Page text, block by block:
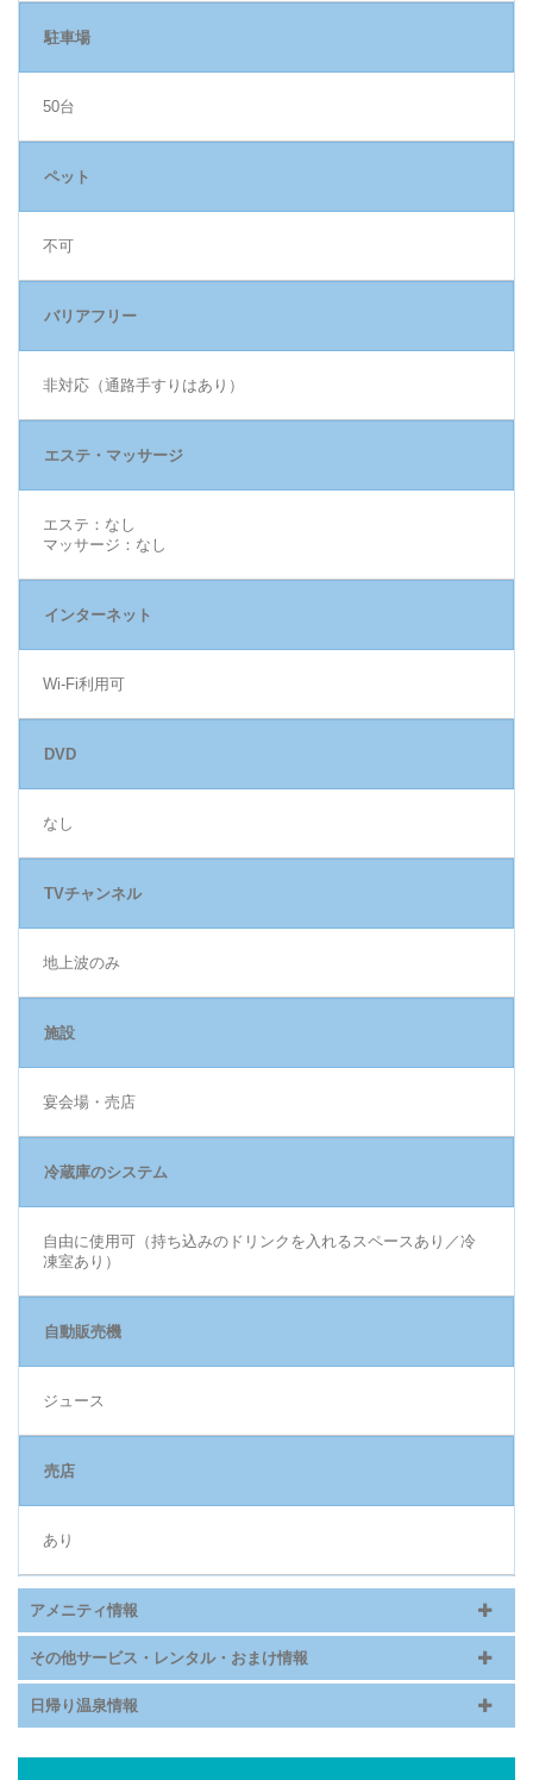
駐車場
50台
ペット
不可
バリアフリー
非対応（通路手すりはあり）
エステ・マッサージ
エステ：なし
マッサージ：なし
インターネット
Wi-Fi利用可
DVD
なし
TVチャンネル
地上波のみ
施設
宴会場・売店
冷蔵庫のシステム
自由に使用可（持ち込みのドリンクを入れるスペースあり／冷
凍室あり）
自動販売機
ジュース
売店
あり
アメニティ情報
その他サービス・レンタル・おまけ情報
日帰り温泉情報